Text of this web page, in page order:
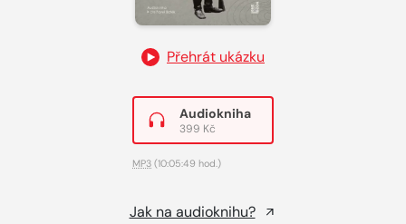
Přehrát ukázku
Audiokniha
399 Kč
MP3 (10:05:49 hod.)
Jak na audioknihu?